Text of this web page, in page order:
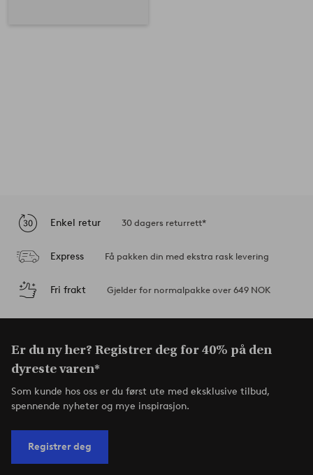
Enkel retur 30 dagers returrett*
Express Få pakken din med ekstra rask levering
Fri frakt Gjelder for normalpakke over 649 NOK
Er du ny her? Registrer deg for 40% på den
dyreste varen*
Som kunde hos oss er du først ute med eksklusive tilbud,
spennende nyheter og mye inspirasjon.
Registrer deg